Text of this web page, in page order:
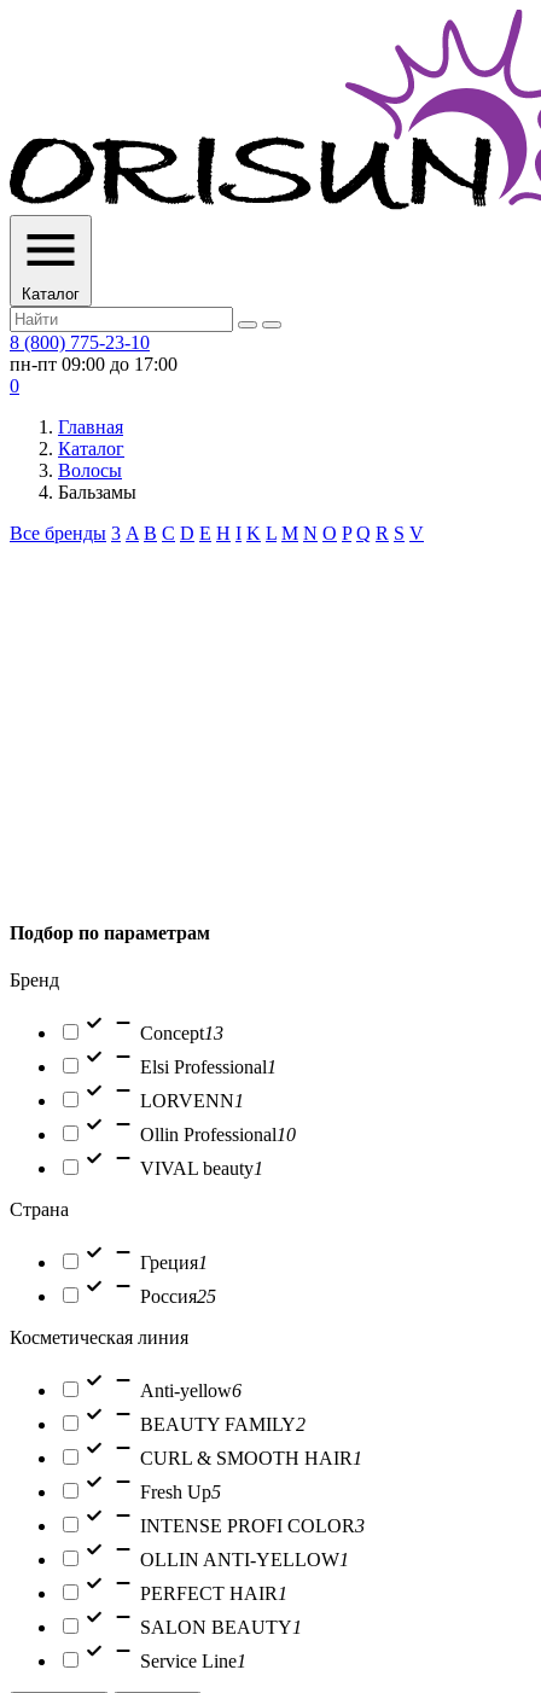
Каталог
8 (800) 775-23-10
пн-пт 09:00 до 17:00
0
Главная
Каталог
Волосы
Бальзамы
Все бренды 3 A B C D E H I K L M N O P Q R S V
Подбор по параметрам
Бренд
Concept13
Elsi Professional1
LORVENN1
Ollin Professional10
VIVAL beauty1
Страна
Греция1
Россия25
Косметическая линия
Anti-yellow6
BEAUTY FAMILY2
CURL & SMOOTH HAIR 1
Fresh Up5
INTENSE PROFI COLOR3
OLLIN ANTI-YELLOW1
PERFECT HAIR 1
SALON BEAUTY1
Service Line1